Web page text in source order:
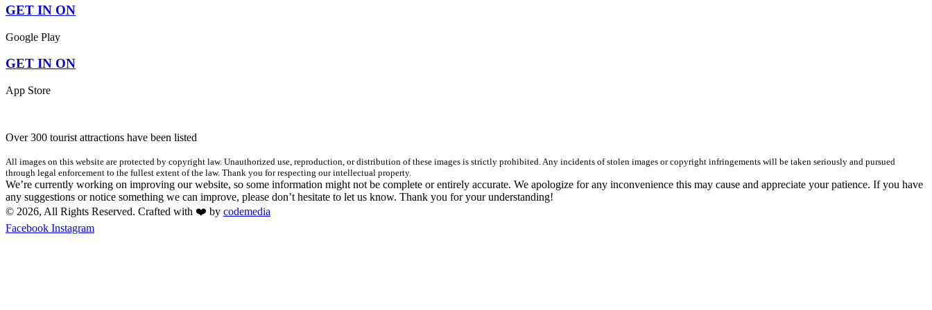
GET IN ON
Google Play
GET IN ON
App Store
Over 300 tourist attractions have been listed
All images on this website are protected by copyright law. Unauthorized use, reproduction, or distribution of these images is strictly prohibited. Any incidents of stolen images or copyright infringements will be taken seriously and pursued
through legal enforcement to the fullest extent of the law. Thank you for respecting our intellectual property.
We’re currently working on improving our website, so some information might not be complete or entirely accurate. We apologize for any inconvenience this may cause and appreciate your patience. If you have
any suggestions or notice something we can improve, please don’t hesitate to let us know. Thank you for your understanding!
© 2026, All Rights Reserved. Crafted with ❤️ by codemedia
Facebook Instagram